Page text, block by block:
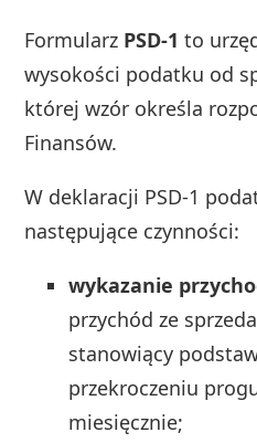
Formularz PSD-1 to
wysokości podatku od
której wzór określa
Finansów.
W deklaracji PSD‑1
następujące czynności:
wykazanie
przychód ze
stanowiący
przekroczeniu
miesięcznie;